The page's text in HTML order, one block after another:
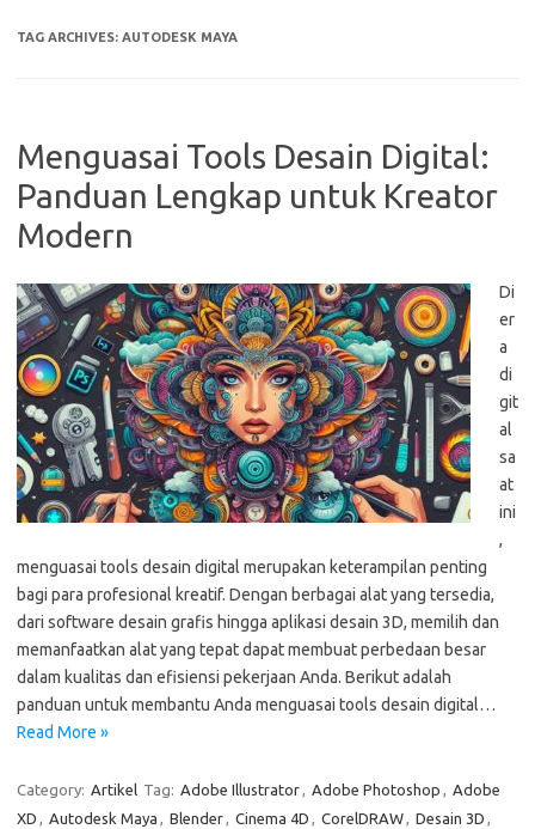
TAG ARCHIVES: AUTODESK MAYA
Menguasai Tools Desain Digital:
Panduan Lengkap untuk Kreator
Modern
Di
er
a
di
git
al
sa
at
ini
,
menguasai tools desain digital merupakan keterampilan penting
bagi para profesional kreatif. Dengan berbagai alat yang tersedia,
dari software desain grafis hingga aplikasi desain 3D, memilih dan
memanfaatkan alat yang tepat dapat membuat perbedaan besar
dalam kualitas dan efisiensi pekerjaan Anda. Berikut adalah
panduan untuk membantu Anda menguasai tools desain digital…
Read More »
Category: Artikel Tag: Adobe Illustrator, Adobe Photoshop , Adobe
XD , Autodesk Maya , Blender, Cinema 4D , CorelDRAW, Desain 3D ,